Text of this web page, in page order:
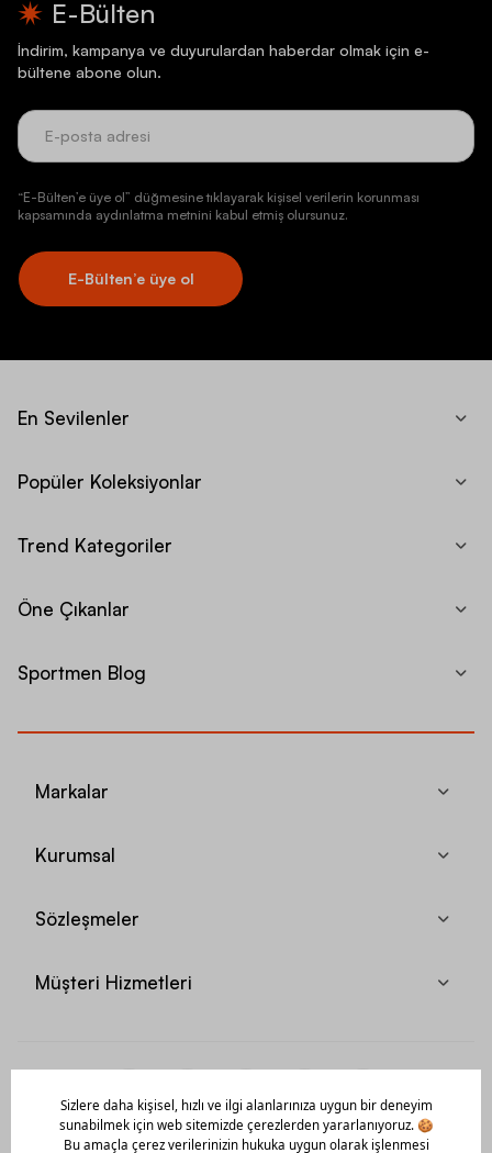
E-Bülten
İndirim, kampanya ve duyurulardan haberdar olmak için e-
bültene abone olun.
“E-Bülten’e üye ol” düğmesine tıklayarak kişisel verilerin korunması
kapsamında aydınlatma metnini kabul etmiş olursunuz.
E-Bülten’e üye ol
En Sevilenler
Popüler Koleksiyonlar
Trend Kategoriler
Öne Çıkanlar
Sportmen Blog
Markalar
Kurumsal
Sözleşmeler
Müşteri Hizmetleri